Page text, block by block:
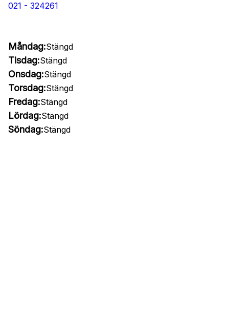
021 - 324261
Måndag:Stängd
Tisdag:Stängd
Onsdag:Stängd
Torsdag:Stängd
Fredag:Stängd
Lördag:Stängd
Söndag:Stängd